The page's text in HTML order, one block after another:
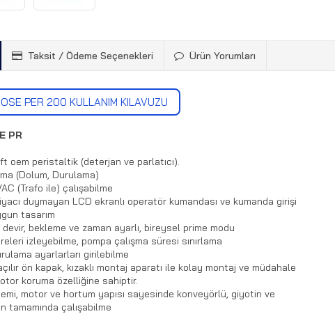
Taksit / Ödeme Seçenekleri Ürün Yorumları
PER 200 KULLANIM KILAVUZU
PR
oem peristaltik (deterjan ve parlatıcı).
(Dolum, Durulama)
(Trafo ile) çalışabilme
duymayan LCD ekranlı operatör kumandası ve kumanda girişi
tasarım
bekleme ve zaman ayarlı, bireysel prime modu
izleyebilme, pompa çalışma süresi sınırlama
ayarlarları girilebilme
ön kapak, kızaklı montaj aparatı ile kolay montaj ve müdahale
koruma özelliğine sahiptir.
motor ve hortum yapısı sayesinde konveyörlü, giyotin ve
tamamında çalışabilme